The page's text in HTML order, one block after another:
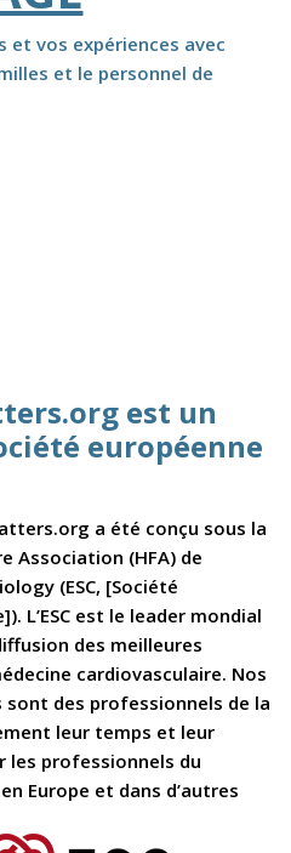
vos expériences avec
et le personnel de
est un
européenne
a été conçu sous la
Association (HFA) de
(ESC, [Société
L’ESC est le leader mondial
des meilleures
cardiovasculaire. Nos
des professionnels de la
leur temps et leur
les professionnels du
Europe et dans d’autres